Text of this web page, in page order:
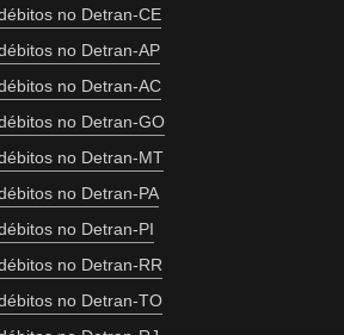
no Detran-CE
no Detran-AP
no Detran-AC
no Detran-GO
no Detran-MT
no Detran-PA
no Detran-PI
no Detran-RR
no Detran-TO